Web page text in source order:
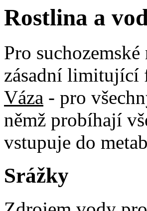
Rostlina a
Pro
zásadní limitující
Váza - pro
němž probíhají
vstupuje do
Srážky